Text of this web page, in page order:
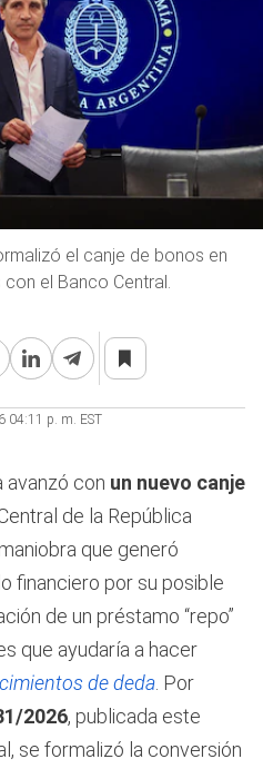
el canje de bonos en
el Banco Central.
04:11 p. m. EST
avanzó con un nuevo canje
de la República
que generó
financiero por su posible
de un préstamo “repo”
que ayudaría a hacer
de deda . Por
2026, publicada este
se formalizó la conversión